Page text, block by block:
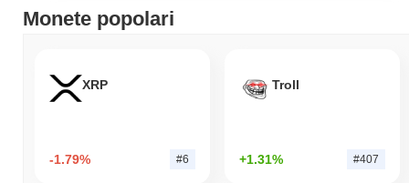
Monete popolari
XRP
-1.79% #6
Troll
+1.31% #407